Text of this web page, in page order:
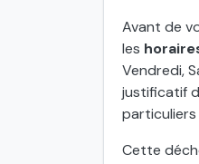
Avant de
les
Vendredi,
justificatif
Cette